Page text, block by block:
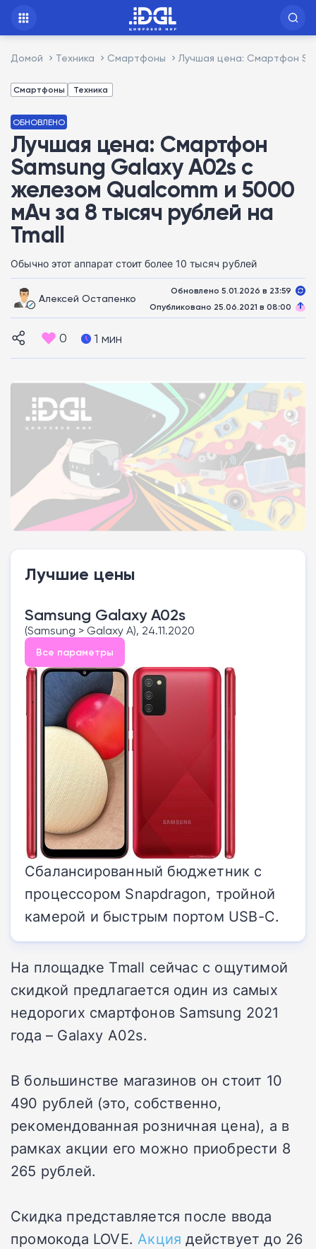
Домой Техника Смартфоны Лучшая цена: Смартфон
Смартфоны Техника
ОБНОВЛЕНО
Лучшая цена: Смартфон
Samsung Galaxy A02s с
железом Qualcomm и 5000
мАч за 8 тысяч рублей на
Tmall
Обычно этот аппарат стоит более 10 тысяч рублей
Алексей Остапенко
Обновлено 5.01.2026 в 23:59
Опубликовано 25.06.2021 в 08:00
0 1 мин
Лучшие цены
Samsung Galaxy A02s
(Samsung > Galaxy A), 24.11.2020
Все параметры
Сбалансированный бюджетник с
процессором Snapdragon, тройной
камерой и быстрым портом USB-C.
На площадке Tmall сейчас с ощутимой
скидкой предлагается один из самых
недорогих смартфонов Samsung 2021
года – Galaxy A02s.
В большинстве магазинов он стоит 10
490 рублей (это, собственно,
рекомендованная розничная цена), а в
рамках акции его можно приобрести 8
265 рублей.
Скидка представляется после ввода
промокода LOVE.Акция действует до 26